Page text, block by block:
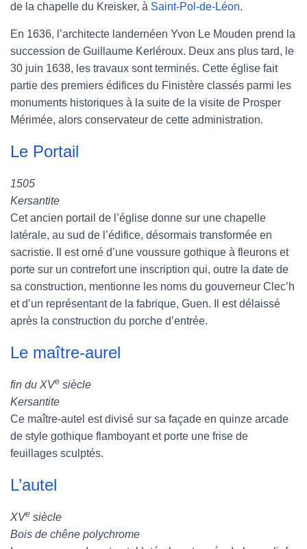
de la chapelle du Kreisker, à Saint-Pol-de-Léon.
En 1636, l’architecte landernéen Yvon Le Mouden prend la
succession de Guillaume Kerléroux. Deux ans plus tard, le
30 juin 1638, les travaux sont terminés. Cette église fait
partie des premiers édifices du Finistère classés parmi les
monuments historiques à la suite de la visite de Prosper
Mérimée, alors conservateur de cette administration.
Le Portail
1505
Kersantite
Cet ancien portail de l’église donne sur une chapelle
latérale, au sud de l’édifice, désormais transformée en
sacristie. Il est orné d’une voussure gothique à fleurons et
porte sur un contrefort une inscription qui, outre la date de
sa construction, mentionne les noms du gouverneur Clec’h
et d’un représentant de la fabrique, Guen. Il est délaissé
après la construction du porche d’entrée.
Le maître-aurel
fin du XVe siècle
Kersantite
Ce maître-autel est divisé sur sa façade en quinze arcade
de style gothique flamboyant et porte une frise de
feuillages sculptés.
L’autel
XVe siècle
Bois de chêne polychrome